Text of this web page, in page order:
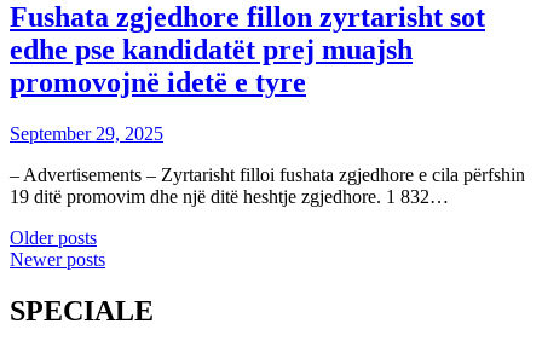
Fushata zgjedhore fillon zyrtarisht sot
edhe pse kandidatët prej muajsh
promovojnë idetë e tyre
September 29, 2025
– Advertisements – Zyrtarisht filloi fushata zgjedhore e cila përfshin
19 ditë promovim dhe një ditë heshtje zgjedhore. 1 832…
Posts
navigation
Older posts
Newer posts
SPECIALE